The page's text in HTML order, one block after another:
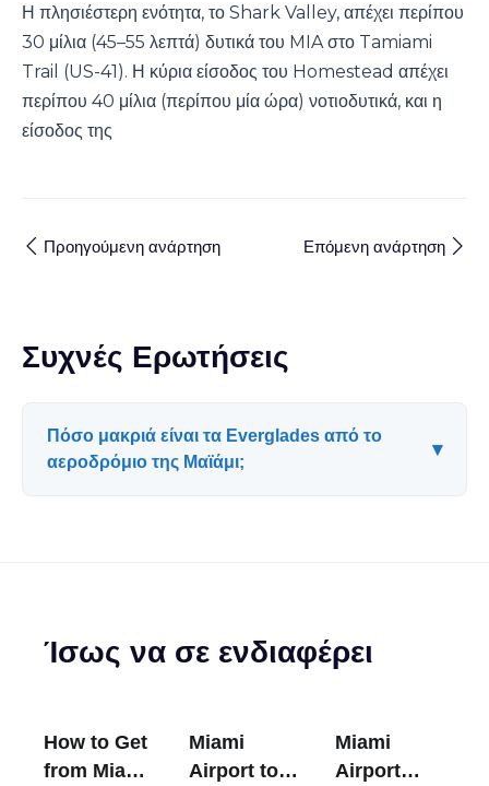
Η πλησιέστερη ενότητα, το Shark Valley, απέχει περίπου
30 μίλια (45–55 λεπτά) δυτικά του MIA στο Tamiami
Trail (US-41). Η κύρια είσοδος του Homestead απέχει
περίπου 40 μίλια (περίπου μία ώρα) νοτιοδυτικά, και η
είσοδος της
Προηγούμενη ανάρτηση Επόμενη ανάρτηση
Συχνές Ερωτήσεις
Πόσο μακριά είναι τα Everglades από το
αεροδρόμιο της Μαϊάμι;
▾
Ίσως να σε ενδιαφέρει
How to Get
from Miami
Miami
Airport to
Miami
Airport